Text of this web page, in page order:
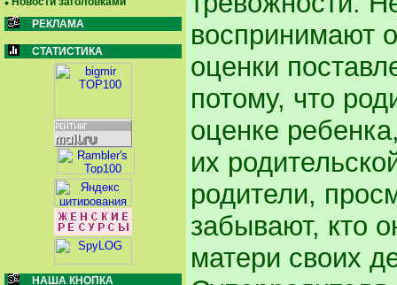
РЕКЛАМА
СТАТИСТИКА
НАША КНОПКА
воспринимают
оценки
потому, что
оценке
их
родители,
забывают, кто
матери своих